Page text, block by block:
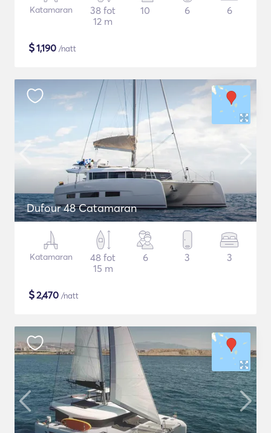
Katamaran
38 fot
12 m
10 6 6
$1,190 /natt
Dufour 48 Catamaran
Katamaran
48 fot
15 m
6 3 3
$2,470 /natt